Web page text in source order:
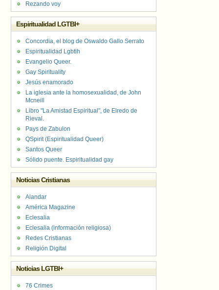
Rezando voy
Espiritualidad LGTBI+
Concordia, el blog de Oswaldo Gallo Serrato
Espiritualidad Lgbtih
Evangelio Queer.
Gay Spirituality
Jesús enamorado
La iglesia ante la homosexualidad, de John
Mcneill
Libro "La Amistad Espiritual", de Elredo de
Rieval.
Pays de Zabulon
QSpirit (Espiritualidad Queer)
Santos Queer
Sólido puente. Espiritualidad gay
Noticias Cristianas
Alandar
América Magazine
Eclesalia
Eclesalia (información religiosa)
Redes Cristianas
Religión Digital
Noticias LGTBI+
76 Crimes